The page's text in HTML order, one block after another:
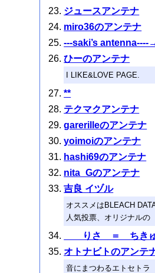
ジュースアンテナ
miro36のアンテナ
---saki’s antenna----
ひーのアンテナ
I LIKE&LOVE PAGE.
**
テクマクアンテナ
garerilleのアンテナ
yoimoiのアンテナ
hashi69のアンテナ
nita_Gのアンテナ
吉良 イヅル
オススメはBLEACH
人気投票、オリジナルの
りさ ＝ ちきゅ
オトナビトのアンテ
音にまつわるエトセトラ